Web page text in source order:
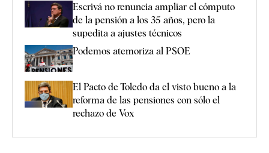
Escrivá no renuncia ampliar el cómputo
de la pensión a los 35 años, pero la
supedita a ajustes técnicos
Podemos atemoriza al PSOE
El Pacto de Toledo da el visto bueno a la
reforma de las pensiones con sólo el
rechazo de Vox